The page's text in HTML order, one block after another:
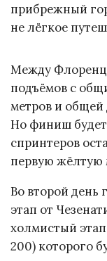
прибрежный
не лёгкое
Между
подъёмов с
метров и общей
Но финиш будет
спринтеров
первую жёлтую
Во второй день
этап от
холмистый
200) которого